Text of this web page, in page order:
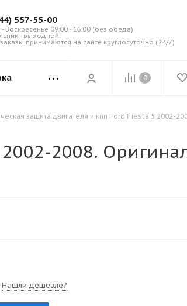
557-55-00
- Воскресенье 09:00 - 16:00 (без обеда)
- выходной.
принимаются на сайте круглосуточно (24/7)
0
защита двигателя и кпп Ford Fiesta 5 2002-
2008.
Нашли дешевле?